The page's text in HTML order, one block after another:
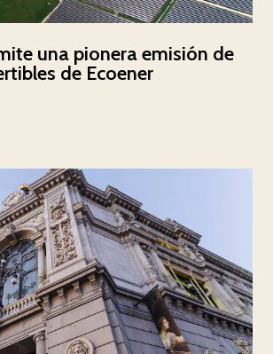
una pionera emisión de
de Ecoener